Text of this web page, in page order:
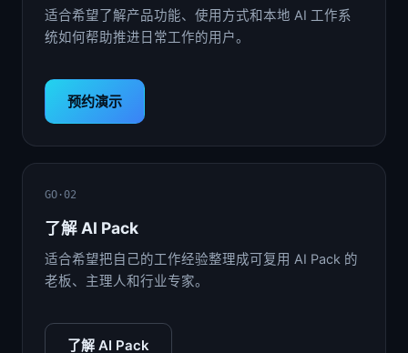
适合希望了解产品功能、使用方式和本地 AI 工作系
统如何帮助推进日常工作的用户。
预约演示
GO·02
了解 AI Pack
适合希望把自己的工作经验整理成可复用 AI Pack 的
老板、主理人和行业专家。
了解 AI Pack